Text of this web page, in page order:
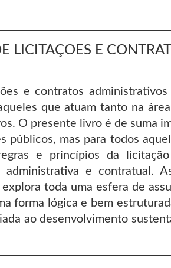
LICITAÇOES E
e contratos
que atuam tanto na
O presente livro é de suma
públicos, mas para todos
e princípios da
administrativa e contratual.
toda uma esfera de
forma lógica e bem
ao desenvolvimento